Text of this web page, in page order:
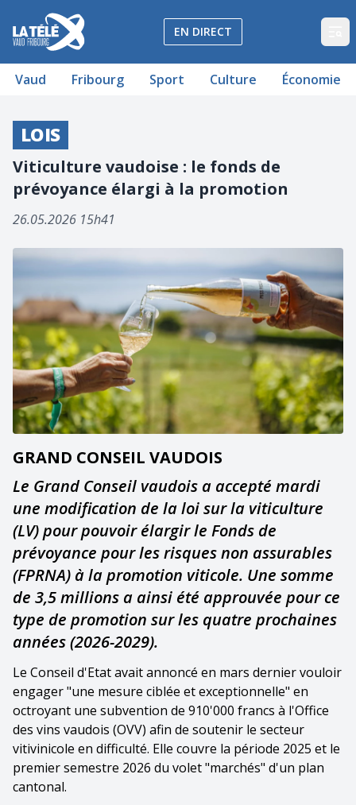
La Télé - Télévision régionale Vaud et Fribourg
EN DIRECT
Vaud Fribourg Sport Culture Économie
LOIS
Viticulture vaudoise : le fonds de
prévoyance élargi à la promotion
26.05.2026 15h41
GRAND CONSEIL VAUDOIS
Le Grand Conseil vaudois a accepté mardi
une modification de la loi sur la viticulture
(LV) pour pouvoir élargir le Fonds de
prévoyance pour les risques non assurables
(FPRNA) à la promotion viticole. Une somme
de 3,5 millions a ainsi été approuvée pour ce
type de promotion sur les quatre prochaines
années (2026-2029).
Le Conseil d'Etat avait annoncé en mars dernier vouloir
engager "une mesure ciblée et exceptionnelle" en
octroyant une subvention de 910'000 francs à l'Office
des vins vaudois (OVV) afin de soutenir le secteur
vitivinicole en difficulté. Elle couvre la période 2025 et le
premier semestre 2026 du volet "marchés" d'un plan
cantonal.